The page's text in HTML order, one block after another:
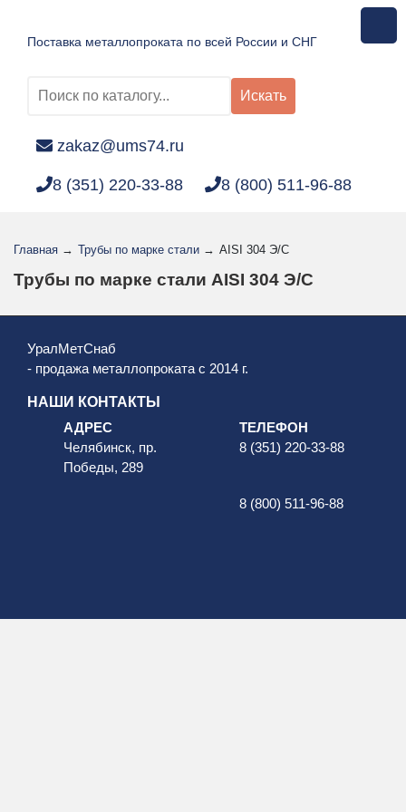
Поставка металлопроката по всей России и СНГ
Искать
zakaz@ums74.ru
8 (351) 220-33-88 8 (800) 511-96-88
Главная → Трубы по марке стали → AISI 304 Э/С
Трубы по марке стали AISI 304 Э/С
УралМетСнаб
- продажа металлопроката с 2014 г.
НАШИ КОНТАКТЫ
АДРЕС
Челябинск, пр.
Победы, 289
ТЕЛЕФОН
8 (351) 220-33-88
8 (800) 511-96-88